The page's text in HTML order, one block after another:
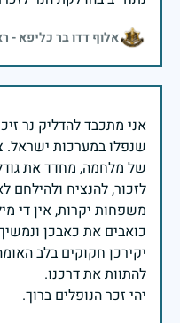
אלוף דדו בר כליפא -
אני מתכבד להדליק נר
שנפלו במערכות ישראל.
של מלחמה, מחדד את
משפחות יקרות, אין די
כואבים את כאבכן
יקירכן חקוקים בלב
יהי זכר הנופלים ברוך.